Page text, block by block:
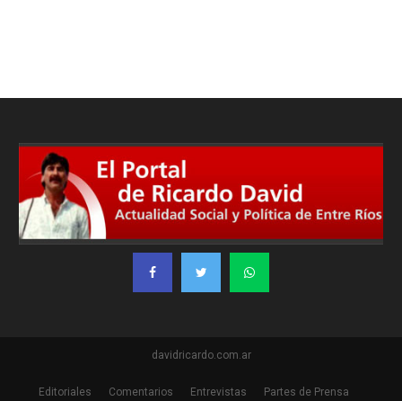
davidricardo.com.ar
Editoriales Comentarios Entrevistas Partes de Prensa